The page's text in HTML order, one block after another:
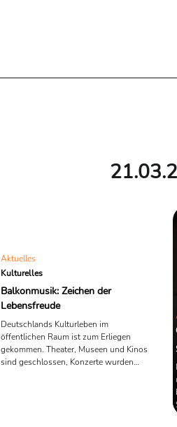
Aktuelles
Kulturelles
Balkonmusik: Zeichen der
Lebensfreude
Deutschlands Kulturleben im
öffentlichen Raum ist zum Erliegen
gekommen. Theater, Museen und Kinos
sind geschlossen, Konzerte wurden